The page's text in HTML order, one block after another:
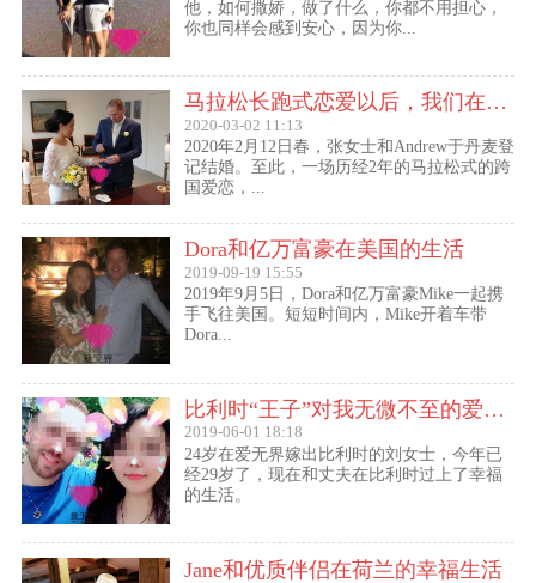
他，如何撒娇，做了什么，你都不用担心，
你也同样会感到安心，因为你...
马拉松长跑式恋爱以后，我们在丹麦登记结婚了
2020-03-02 11:13
2020年2月12日春，张女士和Andrew于丹麦登
记结婚。至此，一场历经2年的马拉松式的跨
国爱恋，...
Dora和亿万富豪在美国的生活
2019-09-19 15:55
2019年9月5日，Dora和亿万富豪Mike一起携
手飞往美国。短短时间内，Mike开着车带
Dora...
比利时“王子”对我无微不至的爱（爱无界刘女士的海外生活）
2019-06-01 18:18
24岁在爱无界嫁出比利时的刘女士，今年已
经29岁了，现在和丈夫在比利时过上了幸福
的生活。
Jane和优质伴侣在荷兰的幸福生活